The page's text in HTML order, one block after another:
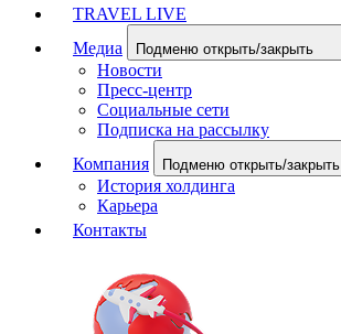
TRAVEL LIVE
Медиа
Подменю открыть/закрыть
Новости
Пресс-центр
Социальные сети
Подписка на рассылку
Компания
Подменю открыть/закрыть
История холдинга
Карьера
Контакты